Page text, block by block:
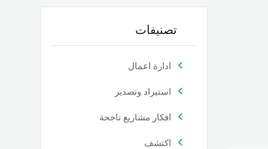
تصنيفات
ادارة اعمال
استيراد وتصدير
افكار مشاريع ناجحة
اكتشف